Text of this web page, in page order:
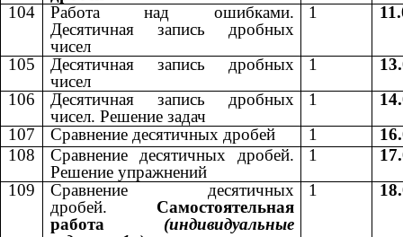
104
Работа над ошибками.
Десятичная запись дробных
чисел
1
105
Десятичная запись дробных
чисел
1
106
Десятичная запись дробных
чисел. Решение задач
1
107
Сравнение десятичных дробей 1
108
Сравнение десятичных дробей.
Решение упражнений
1
109
Сравнение десятичных
дробей. Самостоятельная
работа (индивидуальные
1